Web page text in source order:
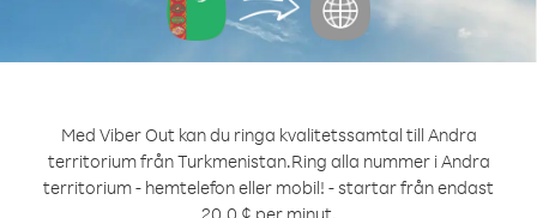
Med Viber Out kan du ringa kvalitetssamtal till Andra
territorium från Turkmenistan.Ring alla nummer i Andra
territorium - hemtelefon eller mobil! - startar från endast